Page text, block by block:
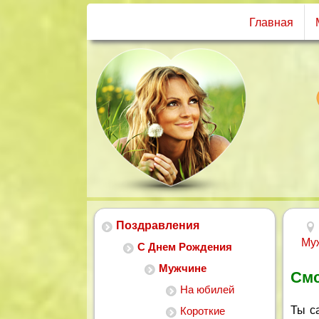
Главная
Поздравления
С Днем Рождения
Мужчине
На юбилей
Короткие
Ты